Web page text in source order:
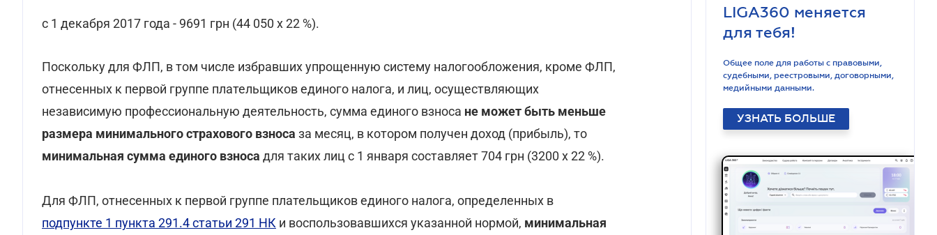
с 1 декабря 2017 года - 9691 грн (44 050 х 22 %).
Поскольку для ФЛП, в том числе избравших упрощенную систему налогообложения, кроме ФЛП,
отнесенных к первой группе плательщиков единого налога, и лиц, осуществляющих
независимую профессиональную деятельность, сумма единого взноса не может быть меньше
размера минимального страхового взноса за месяц, в котором получен доход (прибыль), то
минимальная сумма единого взноса для таких лиц с 1 января составляет 704 грн (3200 х 22 %).
Для ФЛП, отнесенных к первой группе плательщиков единого налога, определенных в
подпункте 1 пункта 291.4 статьи 291 НК и воспользовавшихся указанной нормой, минимальная
LIGA360 меняется
для тебя!
Общее поле для работы с правовыми,
судебными, реестровыми, договорными,
медийными данными.
УЗНАТЬ БОЛЬШЕ